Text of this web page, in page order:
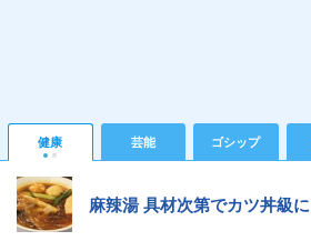
健康 芸能 ゴシップ
麻辣湯 具材次第でカツ丼級に